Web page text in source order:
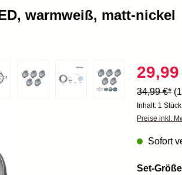
warmweiß, matt-nickel
34,99 €*
Inhalt: 1 Stück
Preise inkl.
Sofort
Set-Größe